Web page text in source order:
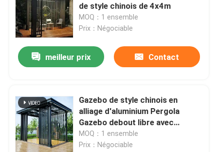
de style chinois de 4x4m
MOQ：1 ensemble
Prix：Négociable
meilleur prix Contact
Gazebo de style chinois en
alliage d'aluminium Pergola
Gazebo debout libre avec
lumières LED
MOQ：1 ensemble
Prix：Négociable